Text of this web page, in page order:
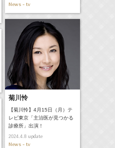
News - tv
菊川怜
【菊川怜】4月15日（月）テ
レビ東京「主治医が見つかる
診療所」出演！
2024.4.8update
News - tv